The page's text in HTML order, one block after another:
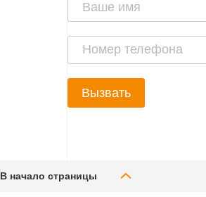
Вызвать
В начало страницы